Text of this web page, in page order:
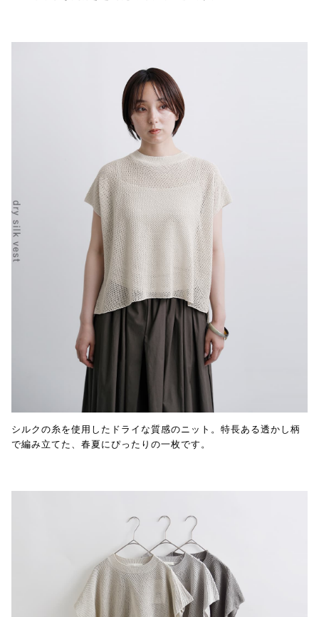
シルクの糸を使用したドライな質感のニット。特長ある透かし柄
で編み立てた、春夏にぴったりの一枚です。